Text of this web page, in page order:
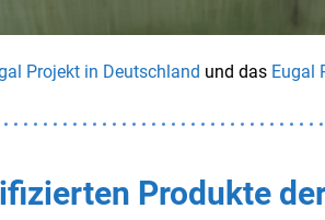
Projekt in Deutschland und das Eugal
Produkte